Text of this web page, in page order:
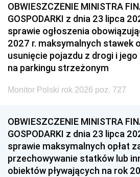
OBWIESZCZENIE MINISTRA
GOSPODARKI z dnia 23 lipca
sprawie ogłoszenia
2027 r. maksymalnych stawek
usunięcie pojazdu z drogi i
na parkingu strzeżonym
Monitor Polski rok 2026 poz. 727
OBWIESZCZENIE MINISTRA
GOSPODARKI z dnia 23 lipca
sprawie maksymalnych opłat
przechowywanie statków lub
obiektów pływających na rok